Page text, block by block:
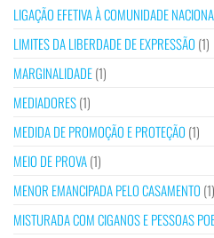
LIGAÇÃO EFETIVA À COMUNIDADE
LIMITES DA LIBERDADE DE EXPRESSÃO (1)
MARGINALIDADE(1)
MEDIADORES(1)
MEDIDA DE PROMOÇÃO E PROTEÇÃO (1)
MEIO DE PROVA(1)
MENOR EMANCIPADA PELO CASAMENTO (1)
MISTURADA COM CIGANOS E PESSOAS